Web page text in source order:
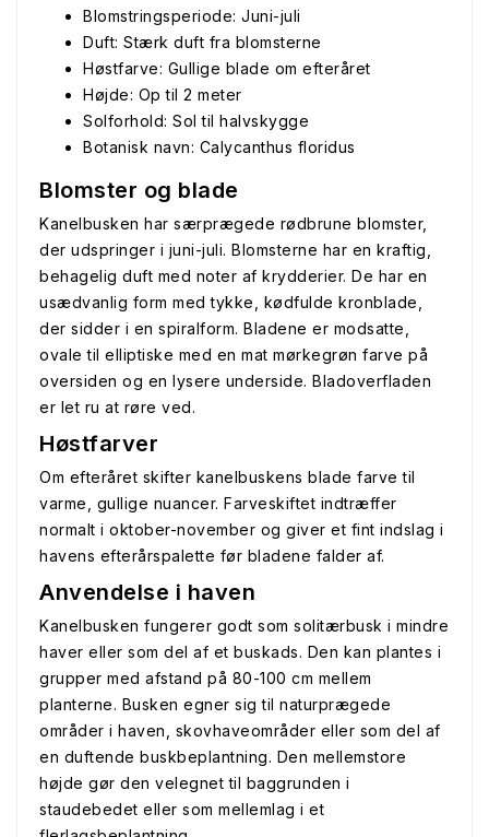
Blomstringsperiode: Juni-juli
Duft: Stærk duft fra blomsterne
Høstfarve: Gullige blade om efteråret
Højde: Op til 2 meter
Solforhold: Sol til halvskygge
Botanisk navn: Calycanthus floridus
Blomster og blade
Kanelbusken har særprægede rødbrune blomster,
der udspringer i juni-juli. Blomsterne har en kraftig,
behagelig duft med noter af krydderier. De har en
usædvanlig form med tykke, kødfulde kronblade,
der sidder i en spiralform. Bladene er modsatte,
ovale til elliptiske med en mat mørkegrøn farve på
oversiden og en lysere underside. Bladoverfladen
er let ru at røre ved.
Høstfarver
Om efteråret skifter kanelbuskens blade farve til
varme, gullige nuancer. Farveskiftet indtræffer
normalt i oktober-november og giver et fint indslag i
havens efterårspalette før bladene falder af.
Anvendelse i haven
Kanelbusken fungerer godt som solitærbusk i mindre
haver eller som del af et buskads. Den kan plantes i
grupper med afstand på 80-100 cm mellem
planterne. Busken egner sig til naturprægede
områder i haven, skovhaveområder eller som del af
en duftende buskbeplantning. Den mellemstore
højde gør den velegnet til baggrunden i
staudebedet eller som mellemlag i et